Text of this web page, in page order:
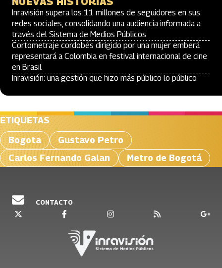
Inravisión supera los 11 millones de seguidores en sus
redes sociales, consolidando una audiencia informada a
través del Sistema de Medios Públicos
Cortometraje cordobés dirigido por una mujer emberá
representará a Colombia en festival internacional de cine
en Brasil
Inravisión: una gestión que hizo más público lo público
ETIQUETAS
Bogota
Gustavo Petro
Carlos Fernando Galan
Metro de Bogotá
CONTACTO